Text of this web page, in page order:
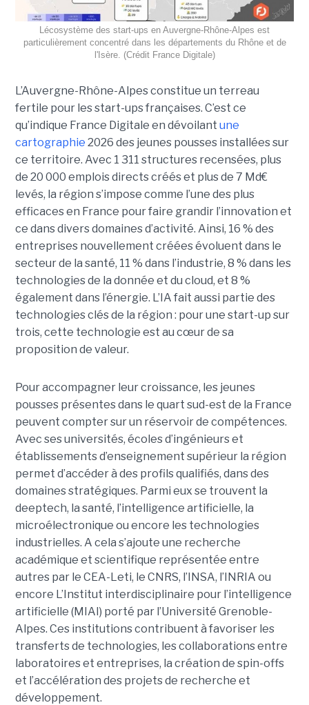
Lécosystème des start-ups en Auvergne-Rhône-Alpes est
particulièrement concentré dans les départements du Rhône et de
l'Isère. (Crédit France Digitale)
L’Auvergne-Rhône-Alpes constitue un terreau
fertile pour les start-ups françaises. C’est ce
qu’indique France Digitale en dévoilant une
cartographie 2026 des jeunes pousses installées sur
ce territoire. Avec 1 311 structures recensées, plus
de 20 000 emplois directs créés et plus de 7 Md€
levés, la région s’impose comme l’une des plus
efficaces en France pour faire grandir l’innovation et
ce dans divers domaines d’activité. Ainsi, 16 % des
entreprises nouvellement créées évoluent dans le
secteur de la santé, 11 % dans l’industrie, 8 % dans les
technologies de la donnée et du cloud, et 8 %
également dans l’énergie. L’IA fait aussi partie des
technologies clés de la région : pour une start-up sur
trois, cette technologie est au cœur de sa
proposition de valeur.
Pour accompagner leur croissance, les jeunes
pousses présentes dans le quart sud-est de la France
peuvent compter sur un réservoir de compétences.
Avec ses universités, écoles d’ingénieurs et
établissements d’enseignement supérieur la région
permet d’accéder à des profils qualifiés, dans des
domaines stratégiques. Parmi eux se trouvent la
deeptech, la santé, l’intelligence artificielle, la
microélectronique ou encore les technologies
industrielles. A cela s’ajoute une recherche
académique et scientifique représentée entre
autres par le CEA-Leti, le CNRS, l’INSA, l’INRIA ou
encore L’Institut interdisciplinaire pour l’intelligence
artificielle (MIAI) porté par l’Université Grenoble-
Alpes. Ces institutions contribuent à favoriser les
transferts de technologies, les collaborations entre
laboratoires et entreprises, la création de spin-offs
et l’accélération des projets de recherche et
développement.